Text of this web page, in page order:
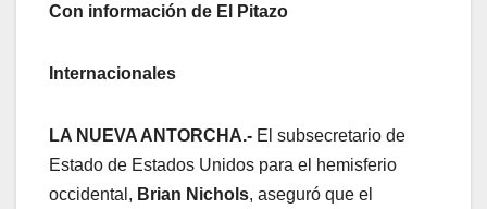
Con información de El Pitazo
Internacionales
LA NUEVA ANTORCHA.- El subsecretario de
Estado de Estados Unidos para el hemisferio
occidental, Brian Nichols, aseguró que el